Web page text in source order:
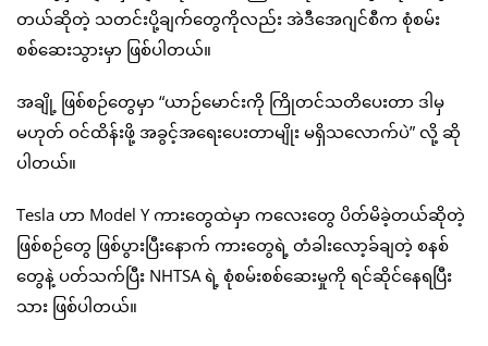
တယ်ဆိုတဲ့ သတင်းပို့ချက်တွေကိုလည်း အဲဒီအေဂျင်စီက စုံစမ်း
စစ်ဆေးသွားမှာ ဖြစ်ပါတယ်။
အချို့ ဖြစ်စဉ်တွေမှာ “ယာဉ်မောင်းကို ကြိုတင်သတိပေးတာ ဒါမှ
မဟုတ် ဝင်ထိန်းဖို့ အခွင့်အရေးပေးတာမျိုး မရှိသလောက်ပဲ” လို့ ဆို
ပါတယ်။
Tesla ဟာ Model Y ကားတွေထဲမှာ ကလေးတွေ ပိတ်မိခဲ့တယ်ဆိုတဲ့
ဖြစ်စဉ်တွေ ဖြစ်ပွားပြီးနောက် ကားတွေရဲ့ တံခါးလော့ခ်ချတဲ့ စနစ်
တွေနဲ့ ပတ်သက်ပြီး NHTSA ရဲ့ စုံစမ်းစစ်ဆေးမှုကို ရင်ဆိုင်နေရပြီး
သား ဖြစ်ပါတယ်။